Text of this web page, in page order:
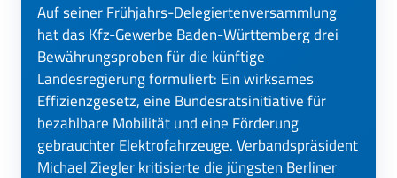
Auf seiner Frühjahrs-Delegiertenversammlung
hat das Kfz-Gewerbe Baden-Württemberg drei
Bewährungsproben für die künftige
Landesregierung formuliert: Ein wirksames
Effizienzgesetz, eine Bundesratsinitiative für
bezahlbare Mobilität und eine Förderung
gebrauchter Elektrofahrzeuge. Verbandspräsident
Michael Ziegler kritisierte die jüngsten Berliner